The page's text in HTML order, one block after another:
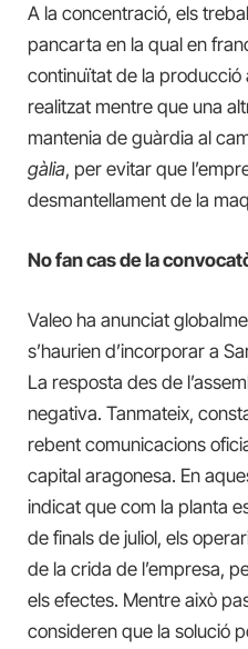
A la concentració, els
pancarta en la qual en
continuïtat de la producció
realitzat mentre que una
mantenia de guàrdia al
gàlia, per evitar que
desmantellament de la
No fan cas de la
Valeo ha anunciat
s’haurien d’incorporar a
La resposta des de
negativa. Tanmateix,
rebent comunicacions
capital aragonesa. En
indicat que com la planta
de finals de juliol, els
de la crida de l’empresa,
els efectes. Mentre això
consideren que la solució